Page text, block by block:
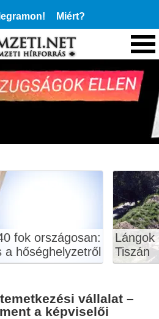
Miért?
fok országosan:
hőséghelyzetről
Lángok
Tiszán
vállalat –
a képviselői